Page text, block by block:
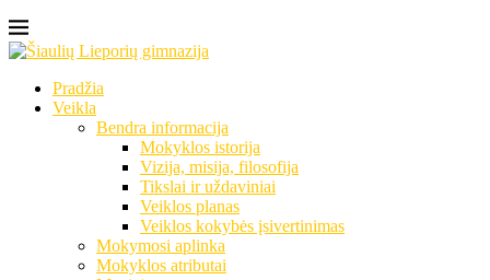
Pradžia
Veikla
Bendra informacija
Mokyklos istorija
Vizija, misija, filosofija
Tikslai ir uždaviniai
Veiklos planas
Veiklos kokybės įsivertinimas
Mokymosi aplinka
Mokyklos atributai